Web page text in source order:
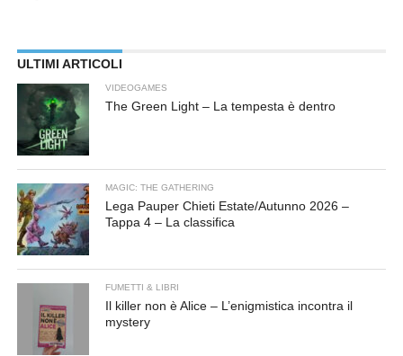
ULTIMI ARTICOLI
VIDEOGAMES
The Green Light – La tempesta è dentro
MAGIC: THE GATHERING
Lega Pauper Chieti Estate/Autunno 2026 –
Tappa 4 – La classifica
FUMETTI & LIBRI
Il killer non è Alice – L’enigmistica incontra il
mystery